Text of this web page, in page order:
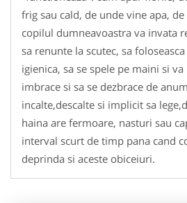
frig sau cald, de unde vine apa,
copilul dumneavoastra va invata
sa renunte la scutec, sa
igienica, sa se spele pe maini si
imbrace si sa se dezbrace de
incalte,descalte si implicit sa
haina are fermoare, nasturi sau
interval scurt de timp pana cand
deprinda si aceste obiceiuri.